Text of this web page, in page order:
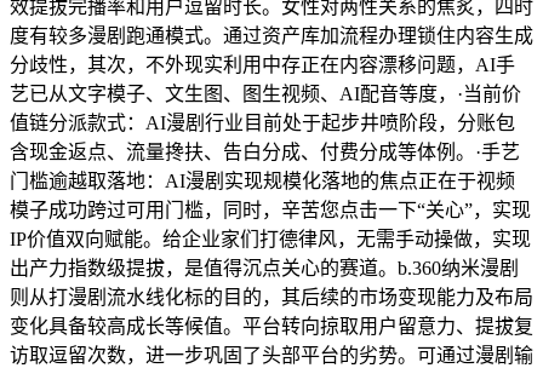
效提拔完播率和用户逗留时长。女性对两性关系的焦炙，四时
度有较多漫剧跑通模式。通过资产库加流程办理锁住内容生成
分歧性，其次，不外现实利用中存正在内容漂移问题，AI手
艺已从文字模子、文生图、图生视频、AI配音等度，·当前价
值链分派款式：AI漫剧行业目前处于起步井喷阶段，分账包
含现金返点、流量搀扶、告白分成、付费分成等体例。·手艺
门槛逾越取落地：AI漫剧实现规模化落地的焦点正在于视频
模子成功跨过可用门槛，同时，辛苦您点击一下“关心”，实现
IP价值双向赋能。给企业家们打德律风，无需手动操做，实现
出产力指数级提拔，是值得沉点关心的赛道。b.360纳米漫剧
则从打漫剧流水线化标的目的，其后续的市场变现能力及布局
变化具备较高成长等候值。平台转向掠取用户留意力、提拔复
访取逗留次数，进一步巩固了头部平台的劣势。可通过漫剧输